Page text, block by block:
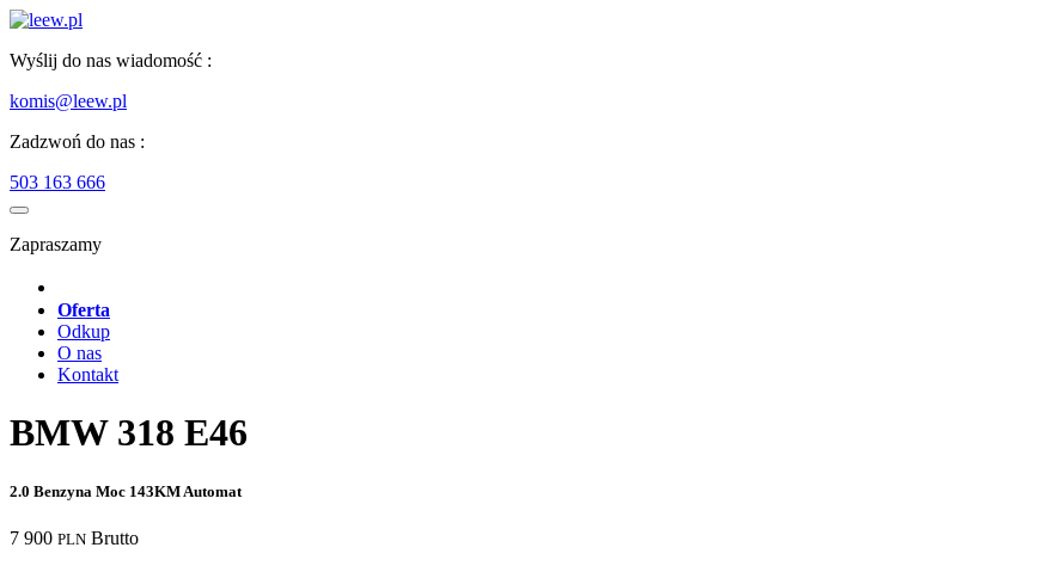
Wyślij do nas wiadomość :
komis@leew.pl
Zadzwoń do nas :
503 163 666
Zapraszamy
Oferta
Odkup
O nas
Kontakt
BMW 318 E46
2.0 Benzyna Moc 143KM Automat
7 900 PLN Brutto